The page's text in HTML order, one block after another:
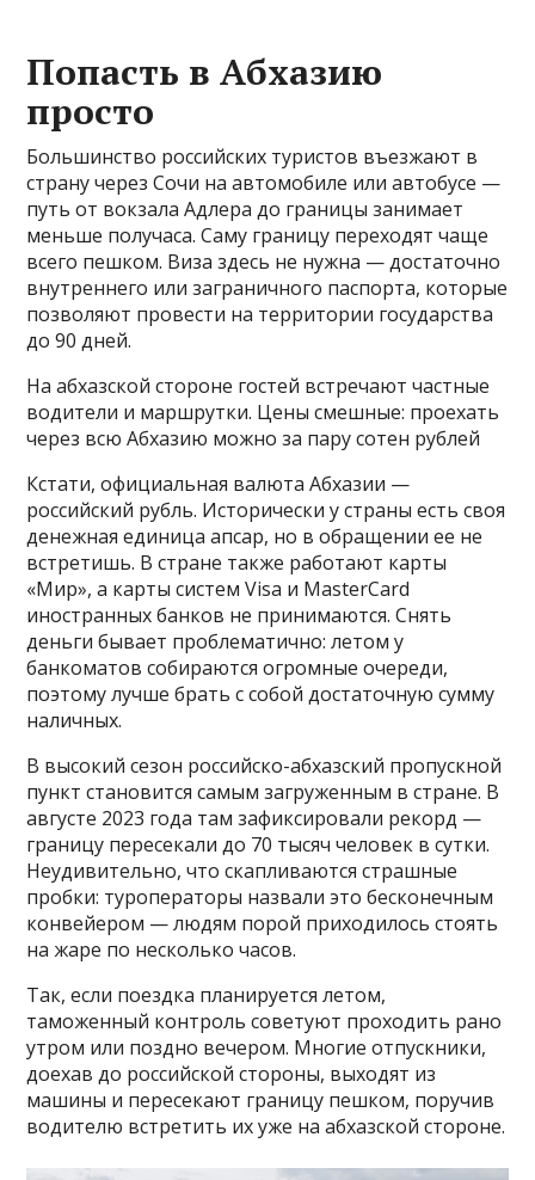
Попасть в Абхазию
просто
Большинство российских туристов въезжают в
страну через Сочи на автомобиле или автобусе —
путь от вокзала Адлера до границы занимает
меньше получаса. Саму границу переходят чаще
всего пешком. Виза здесь не нужна — достаточно
внутреннего или заграничного паспорта, которые
позволяют провести на территории государства
до 90 дней.
На абхазской стороне гостей встречают частные
водители и маршрутки. Цены смешные: проехать
через всю Абхазию можно за пару сотен рублей
Кстати, официальная валюта Абхазии —
российский рубль. Исторически у страны есть своя
денежная единица апсар, но в обращении ее не
встретишь. В стране также работают карты
«Мир», а карты систем Visa и MasterCard
иностранных банков не принимаются. Снять
деньги бывает проблематично: летом у
банкоматов собираются огромные очереди,
поэтому лучше брать с собой достаточную сумму
наличных.
В высокий сезон российско-абхазский пропускной
пункт становится самым загруженным в стране. В
августе 2023 года там зафиксировали рекорд —
границу пересекали до 70 тысяч человек в сутки.
Неудивительно, что скапливаются страшные
пробки: туроператоры назвали это бесконечным
конвейером — людям порой приходилось стоять
на жаре по несколько часов.
Так, если поездка планируется летом,
таможенный контроль советуют проходить рано
утром или поздно вечером. Многие отпускники,
доехав до российской стороны, выходят из
машины и пересекают границу пешком, поручив
водителю встретить их уже на абхазской стороне.